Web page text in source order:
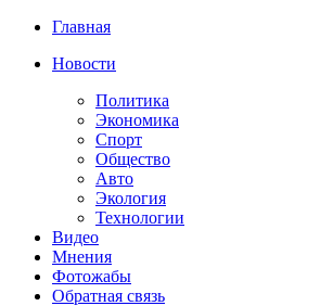
Главная
Новости
Политика
Экономика
Спорт
Общество
Авто
Экология
Технологии
Видео
Мнения
Фотожабы
Обратная связь